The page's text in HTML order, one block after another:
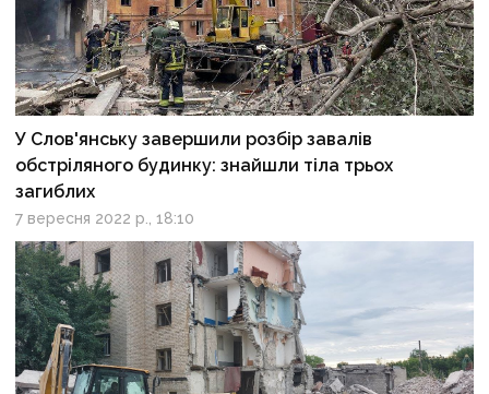
У Слов'янську завершили розбір завалів
обстріляного будинку: знайшли тіла трьох
загиблих
7 вересня 2022 р., 18:10